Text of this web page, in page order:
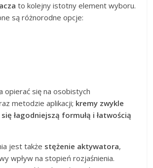
to kolejny istotny element wyboru.
są różnorodne opcje:
opierać się na osobistych
metodzie aplikacji; kremy zwykle
łagodniejszą formułą i łatwością
jest także stężenie aktywatora,
wpływ na stopień rozjaśnienia.